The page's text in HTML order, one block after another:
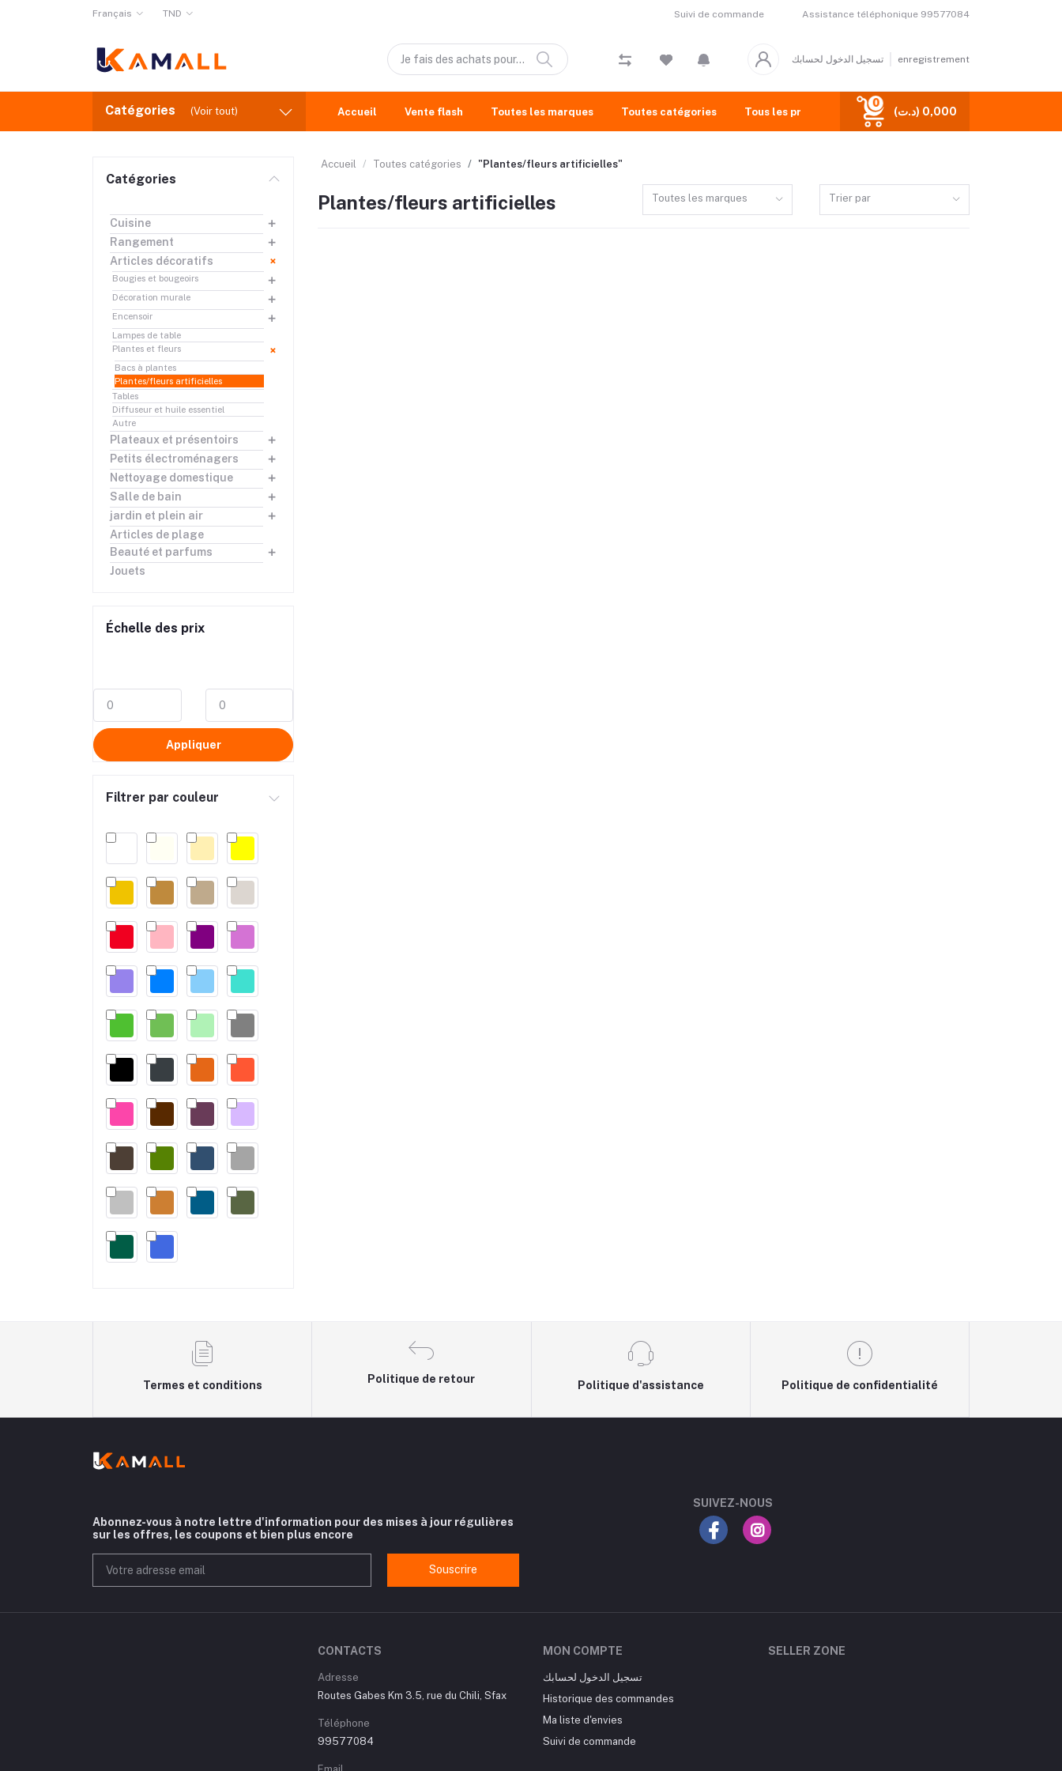
Français TND Suivi de commande Assistance téléphonique 99577084
تسجيل الدخول لحسابك enregistrement
Catégories (Voir tout) Accueil Vente flash Toutes les marques Toutes catégories Tous les produits
0
(د.ت) 0,000
Catégories
Cuisine
Rangement
Articles décoratifs
Bougies et bougeoirs
Décoration murale
Encensoir
Lampes de table
Plantes et fleurs
Bacs à plantes
Plantes/fleurs artificielles
Tables
Diffuseur et huile essentiel
Autre
Plateaux et présentoirs
Petits électroménagers
Nettoyage domestique
Salle de bain
jardin et plein air
Articles de plage
Beauté et parfums
Jouets
Échelle des prix
Appliquer
Filtrer par couleur
Accueil Toutes catégories "Plantes/fleurs artificielles"
Plantes/fleurs artificielles Toutes les marques Trier par
Termes et conditions
Politique de retour
Politique d'assistance Politique de confidentialité
Abonnez-vous à notre lettre d'information pour des mises à jour régulières
sur les offres, les coupons et bien plus encore
Souscrire
SUIVEZ-NOUS
CONTACTS
Adresse
Routes Gabes Km 3.5, rue du Chili, Sfax
Téléphone
99577084
MON COMPTE
تسجيل الدخول لحسابك
Historique des commandes
Ma liste d'envies
Suivi de commande
SELLER ZONE